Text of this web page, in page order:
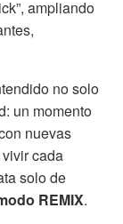
ampliando
no solo
un momento
nuevas
cada
solo de
REMIX.